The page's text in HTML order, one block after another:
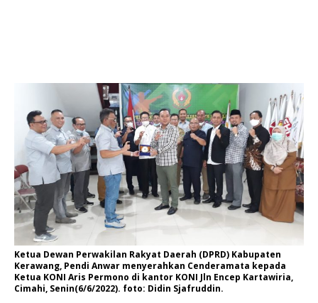
Ketua Dewan Perwakilan Rakyat Daerah (DPRD) Kabupaten
Kerawang, Pendi Anwar menyerahkan Cenderamata kepada
Ketua KONI Aris Permono di kantor KONI Jln Encep Kartawiria,
Cimahi, Senin(6/6/2022). foto: Didin Sjafruddin.